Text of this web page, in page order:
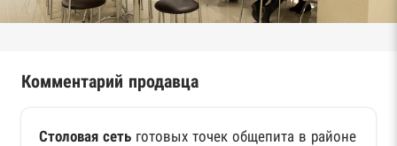
Комментарий продавца
Столовая сеть готовых точек общепита в районе